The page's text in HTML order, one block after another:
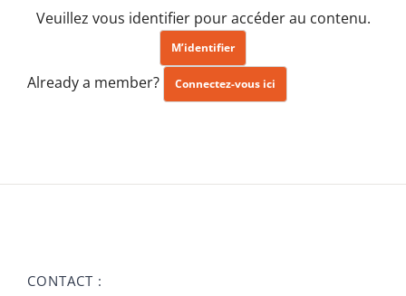
Veuillez vous identifier pour accéder au contenu.
M’identifier
Already a member? Connectez-vous ici
CONTACT :